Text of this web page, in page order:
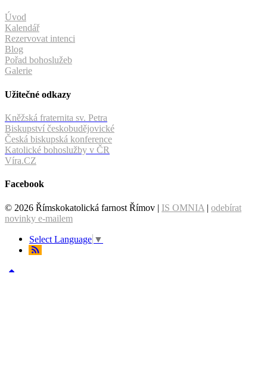
Úvod
Kalendář
Rezervovat intenci
Blog
Pořad bohoslužeb
Galerie
Užitečné odkazy
Kněžská fraternita sv. Petra
Biskupství českobudějovické
Česká biskupská konference
Katolické bohoslužby v ČR
Víra.CZ
Facebook
© 2026 Římskokatolická farnost Římov | IS OMNIA | odebírat
novinky e-mailem
Select Language ▼